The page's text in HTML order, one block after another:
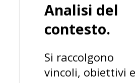
Analisi del
contesto.
Si raccolgono
vincoli, obiettivi e